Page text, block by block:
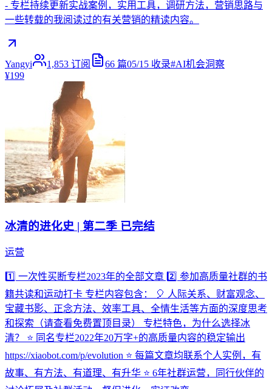
- 专栏持续更新实战案例，实用工具，调研方法，营销思路与
一些转载的我阅读过的有关营销的精读内容。
Yangyi 1,853 订阅 66 篇05/15 收录#AI机会洞察
¥199
冰清的进化史 | 第二季 已完结
运营
1️⃣ 一次性买断专栏2023年的全部文章 2️⃣ 参加高质量社群的书
籍共读和运动打卡 专栏内容包含： 🎈 人际关系、财富观念、
宝藏书影、正念方法、效率工具、全情生活等方面的深度思考
和探索（请查看免费置顶目录） 专栏特色，为什么选择冰
清？ ⭐ 同名专栏2022年20万字+的高质量内容的稳定输出
https://xiaobot.com/p/evolution ⭐ 每篇文章均联系个人实例，有
故事、有方法、有道理、有升华 ⭐ 6年社群运营，同行伙伴的